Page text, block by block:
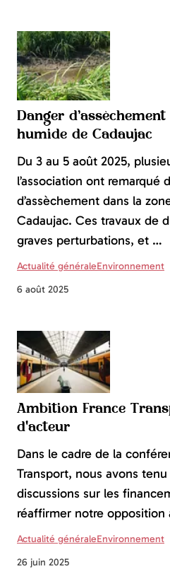
Danger
humide de Cadaujac
Du 3 au 5 août 2025,
l’association ont remarqué
d’assèchement dans la
Cadaujac. Ces travaux de
graves perturbations, et …
Actualité généraleEnvironnement
6 août 2025
Ambition France
d'acteur
Dans le cadre de la
Transport, nous avons
discussions sur les
réaffirmer notre opposition
Actualité généraleEnvironnement
26 juin 2025